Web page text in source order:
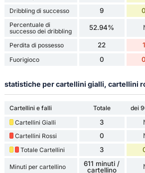
Dribbling di successo 9
Percentuale di
successo dei dribbling
52.94%
Perdita di possesso 22
Fuorigioco 0
statistiche per cartellini gialli, cartellini
Cartellini e falli Totale dei
Cartellini Gialli
3
Cartellini Rossi 0
Totale Cartellini 3
Minuti per cartellino
611 minuti /
cartellino